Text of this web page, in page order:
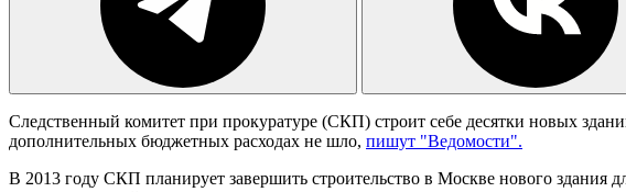
Следственный комитет при прокуратуре (СКП) строит себе десятки новых
дополнительных бюджетных расходах не шло, пишут "Ведомости".
В 2013 году СКП планирует завершить строительство в Москве нового здания